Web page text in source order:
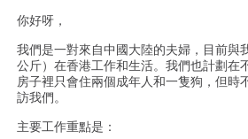
你好呀，
我們是一對來自中國大陸的夫婦，目前與
公斤）在香港工作和生活。我們也計劃在
房子裡只會住兩個成年人和一隻狗，但時
訪我們。
主要工作重點是：